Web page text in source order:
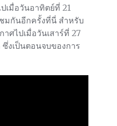
เมื่อวันอาทิตย์ที่ 21
มกันอีกครั้งที่นี่ สำหรับ
ศไปเมื่อวันเสาร์ที่ 27
งเป็นตอนจบของการ